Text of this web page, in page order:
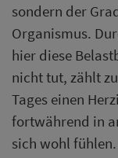
sondern der
Organismus.
hier diese
nicht tut, zählt
Tages einen
fortwährend in
sich wohl fühlen.